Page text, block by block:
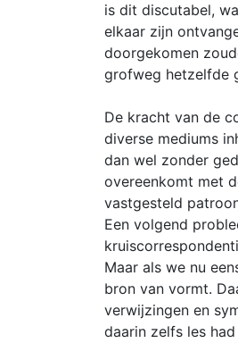
is dit discutabel,
elkaar zijn
doorgekomen
grofweg hetzelfde
De kracht van de
diverse mediums
dan wel zonder
overeenkomt met
vastgesteld
Een volgend
Maar als we nu
bron van vormt.
verwijzingen en
daarin zelfs les